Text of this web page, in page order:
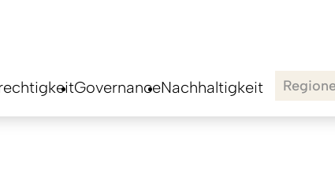
GovernanceNachhaltigkeit